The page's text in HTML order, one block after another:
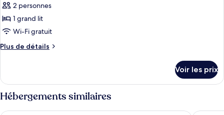
montagne
avec
lits
jumeaux,
vue
montagne
pour
ce
type
chambre :
Double
ou
avec
2 personnes
1 grand lit
Wi-Fi gratuit
Plus de détails
Plus
le
type
de
chambre
Voir les prix
Hébergements similaires